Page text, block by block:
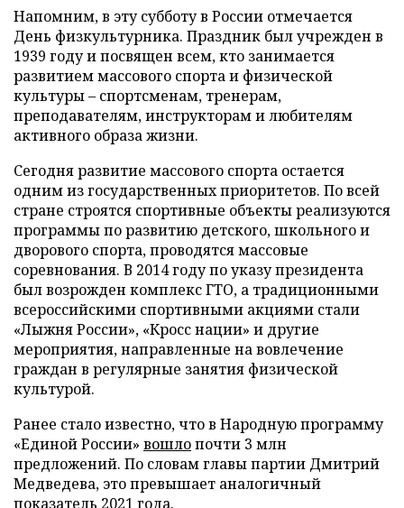
Напомним, в эту субботу в России отмечается
День физкультурника. Праздник был учрежден в
1939 году и посвящен всем, кто занимается
развитием массового спорта и физической
культуры – спортсменам, тренерам,
преподавателям, инструкторам и любителям
активного образа жизни.
Сегодня развитие массового спорта остается
одним из государственных приоритетов. По всей
стране строятся спортивные объекты реализуются
программы по развитию детского, школьного и
дворового спорта, проводятся массовые
соревнования. В 2014 году по указу президента
был возрожден комплекс ГТО, а традиционными
всероссийскими спортивными акциями стали
«Лыжня России», «Кросс нации» и другие
мероприятия, направленные на вовлечение
граждан в регулярные занятия физической
культурой.
Ранее стало известно, что в Народную программу
«Единой России» вошлопочти 3 млн
предложений. По словам главы партии Дмитрий
Медведева, это превышает аналогичный
показатель 2021 года.